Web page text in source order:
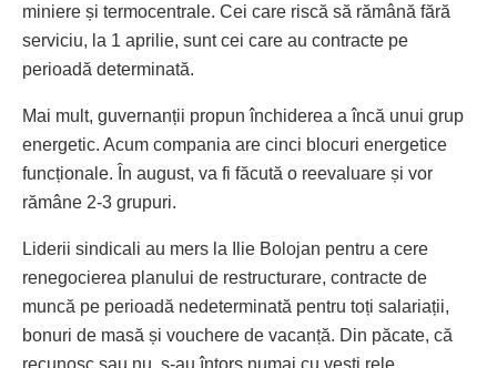
miniere și termocentrale. Cei care riscă să rămână fără
serviciu, la 1 aprilie, sunt cei care au contracte pe
perioadă determinată.
Mai mult, guvernanții propun închiderea a încă unui grup
energetic. Acum compania are cinci blocuri energetice
funcționale. În august, va fi făcută o reevaluare și vor
rămâne 2-3 grupuri.
Liderii sindicali au mers la Ilie Bolojan pentru a cere
renegocierea planului de restructurare, contracte de
muncă pe perioadă nedeterminată pentru toți salariații,
bonuri de masă și vouchere de vacanță. Din păcate, că
recunosc sau nu, s-au întors numai cu vești rele.